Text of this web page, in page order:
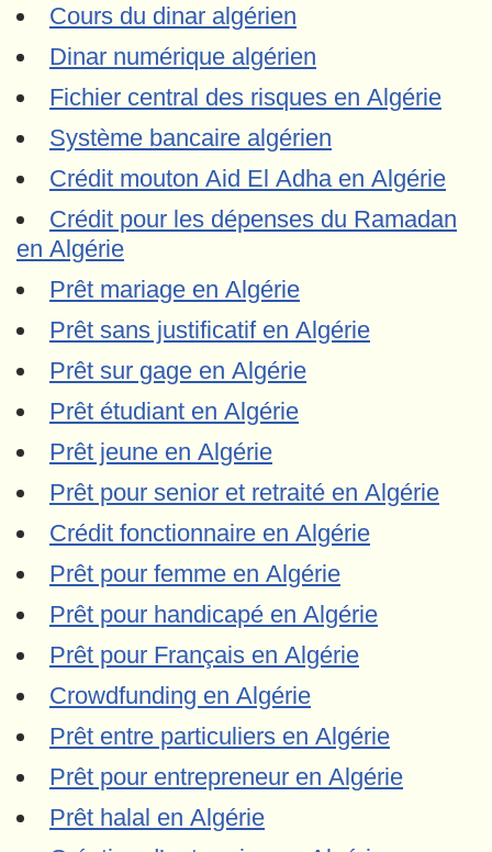
Cours du dinar algérien
Dinar numérique algérien
Fichier central des risques en Algérie
Système bancaire algérien
Crédit mouton Aid El Adha en Algérie
Crédit pour les dépenses du Ramadan
en Algérie
Prêt mariage en Algérie
Prêt sans justificatif en Algérie
Prêt sur gage en Algérie
Prêt étudiant en Algérie
Prêt jeune en Algérie
Prêt pour senior et retraité en Algérie
Crédit fonctionnaire en Algérie
Prêt pour femme en Algérie
Prêt pour handicapé en Algérie
Prêt pour Français en Algérie
Crowdfunding en Algérie
Prêt entre particuliers en Algérie
Prêt pour entrepreneur en Algérie
Prêt halal en Algérie